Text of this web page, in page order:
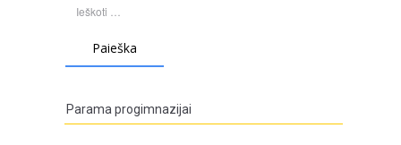
Parama progimnazijai